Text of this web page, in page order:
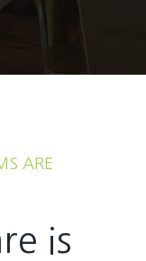
ARE
is